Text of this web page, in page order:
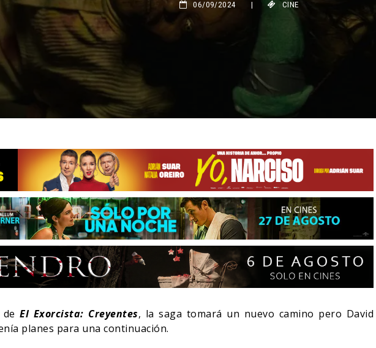
deEl Exorcista: Creyentes, la saga tomará un nuevo camino pero David
planes para una continuación.